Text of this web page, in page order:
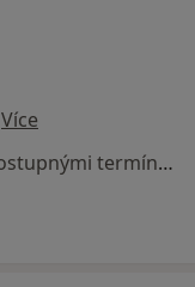
Více
Tato klinika nemá specialisty s dostupnými termíny v online kalendáři